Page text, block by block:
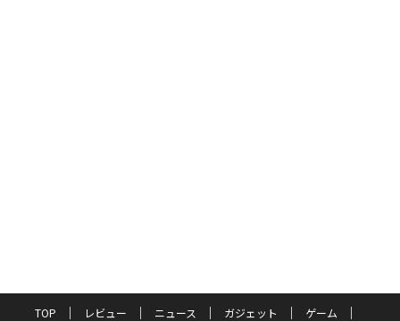
TOP レビュー ニュース ガジェット
ゲーム